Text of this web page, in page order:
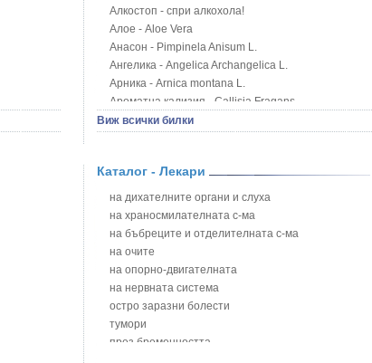
Алкостоп - спри алкохола!
Алое - Aloe Vera
Анасон - Pimpinela Anisum L.
Ангелика - Angelica Archangelica L.
Арника - Arnica montana L.
Ароматна кализия - Callisia Fragans
Арония - Sorbus melanocorpa
Блатен аир - Acorus calamus L.
Блатен тъжник - Spirea ulmaria L.
Блян
Бобови шушулки - Phaseolus Vulgaris L.
Божур - Paeonia Decora
Борови връхчета - Pinus sylvestris
Босилек - Ocimum Basillicum
Брей - Tamus Communis
Брош - Rubia tinctorum L.
Бръшлян - Hedera helix L.
Виж всички билки
Каталог - Лекари
на дихателните органи и слуха
на храносмилателната с-ма
на бъбреците и отделителната с-ма
на очите
на опорно-двигателната
на нервната система
остро заразни болести
тумори
през бременността